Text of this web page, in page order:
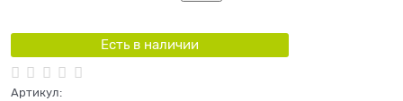
Есть в наличии
Артикул: